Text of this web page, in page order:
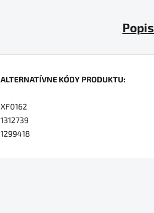
Popis
ALTERNATÍVNE KÓDY PRODUKTU:
XF0162
1312739
1299418